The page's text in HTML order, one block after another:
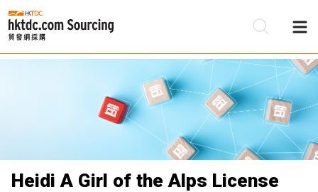
Heidi A Girl of the Alps License